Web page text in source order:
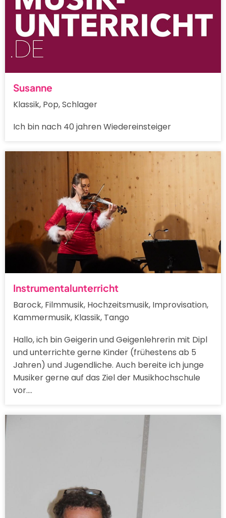
Susanne
Klassik, Pop, Schlager
Ich bin nach 40 jahren Wiedereinsteiger
Instrumentalunterricht
Barock, Filmmusik, Hochzeitsmusik, Improvisation,
Kammermusik, Klassik, Tango
Hallo, ich bin Geigerin und Geigenlehrerin mit Dipl
und unterrichte gerne Kinder (frühestens ab 5
Jahren) und Jugendliche. Auch bereite ich junge
Musiker gerne auf das Ziel der Musikhochschule
vor.…